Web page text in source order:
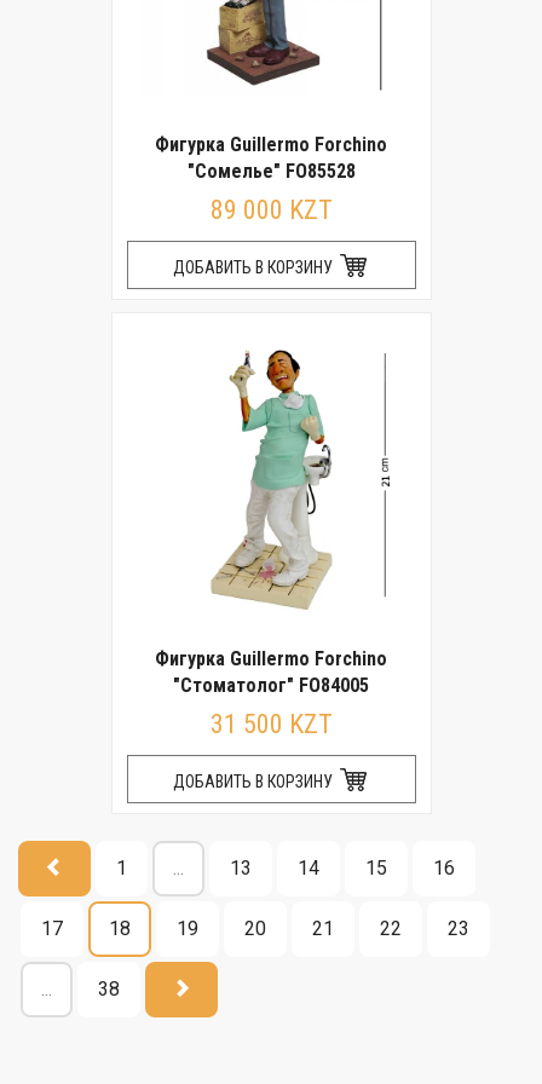
Фигурка Guillermo Forchino
"Сомелье" FO85528
89 000 KZT
ДОБАВИТЬ В КОРЗИНУ
Фигурка Guillermo Forchino
"Стоматолог" FO84005
31 500 KZT
ДОБАВИТЬ В КОРЗИНУ
1 ... 13 14 15 16
17 18 19 20 21 22 23
... 38